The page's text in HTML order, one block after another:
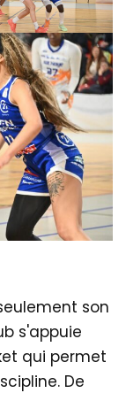
son
s'appuie
qui permet
De